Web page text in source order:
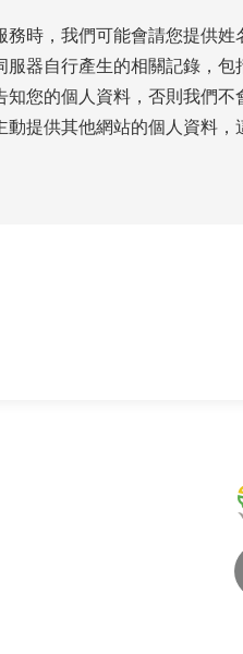
時，我們可能會請您提供
器自行產生的相關記錄，
您的個人資料，否則我們
提供其他網站的個人資料
本公司訂定之權限管理規範
硬碟的一些簡短資訊。您可
有cookies、設定cookies時
參與部份的活動。 為了提供
修改。另外，為了統計瀏覽
覽器中寫入並讀取cookies。